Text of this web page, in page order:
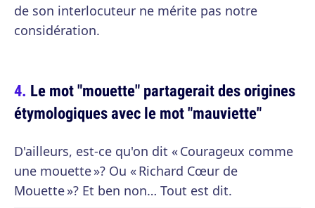
de son interlocuteur ne mérite pas notre
considération.
Le mot "mouette" partagerait des origines
étymologiques avec le mot "mauviette"
D'ailleurs, est-ce qu'on dit « Courageux comme
une mouette »? Ou « Richard Cœur de
Mouette »? Et ben non… Tout est dit.